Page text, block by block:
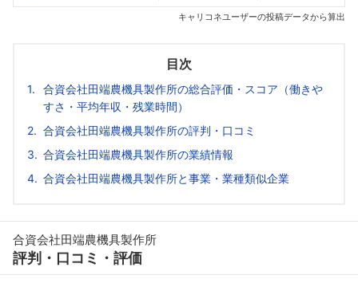
キャリコネユーザーの投稿データから算出
目次
合資会社田端農機具製作所の総合評価・スコア（働きや
すさ・平均年収・残業時間）
合資会社田端農機具製作所の評判・口コミ
合資会社田端農機具製作所の業績情報
合資会社田端農機具製作所と事業・業種類似企業
合資会社田端農機具製作所
評判・口コミ・評価